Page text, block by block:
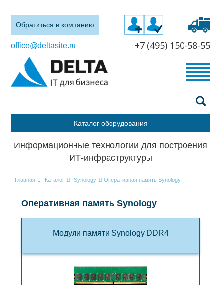
Обратиться в компанию
office@deltasite.ru +7 (495) 150-58-55
Каталог оборудования
Информационные технологии для построения
ИТ-инфраструктуры
Главная Каталог Synology Оперативная память Synology
Оперативная память Synology
Модули памяти Synology DDR4